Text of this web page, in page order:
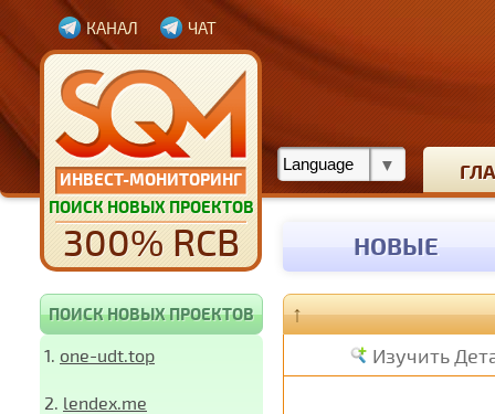
ИНВЕСТ-МОНИТОРИНГ
ПОИСК НОВЫХ ПРОЕКТОВ
300% RCB
КАНАЛ ЧАТ
НОВЫЕ
ПОИСК НОВЫХ ПРОЕКТОВ
1. one-udt.top
2. lendex.me
↑
Изучить